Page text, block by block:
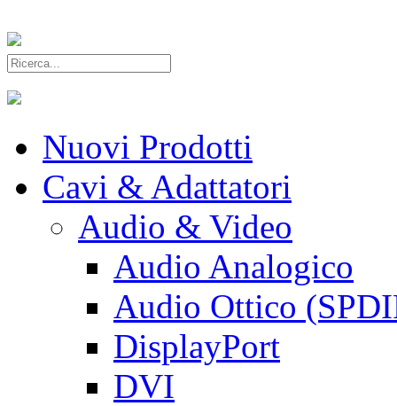
Nuovi Prodotti
Cavi & Adattatori
Audio & Video
Audio Analogico
Audio Ottico
DisplayPort
DVI